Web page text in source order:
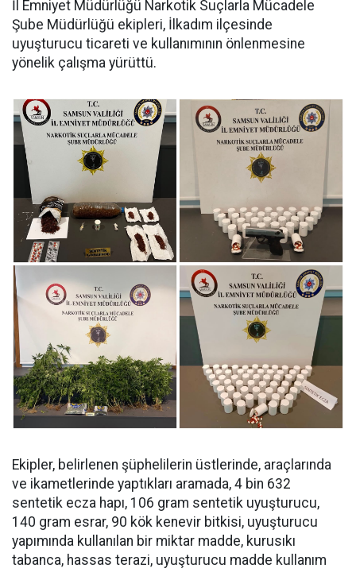
İl Emniyet Müdürlüğü Narkotik Suçlarla Mücadele
Şube Müdürlüğü ekipleri, İlkadım ilçesinde
uyuşturucu ticareti ve kullanımının önlenmesine
yönelik çalışma yürüttü.
Ekipler, belirlenen şüphelilerin üstlerinde, araçlarında
ve ikametlerinde yaptıkları aramada, ⁠4 bin 632
sentetik ecza hapı, 106 gram sentetik uyuşturucu,
140 gram esrar, 90 kök kenevir bitkisi, uyuşturucu
yapımında kullanılan bir miktar madde, kurusıkı
tabanca, hassas terazi, uyuşturucu madde kullanım